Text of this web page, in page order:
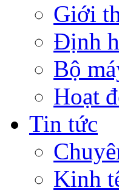
Giới
Định
Bộ
Hoạt
Tin tức
Kinh